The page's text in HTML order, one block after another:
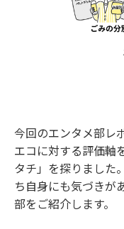
今回のエンタメ部レ
エコに対する評価軸
タチ」を探りました
ち自身にも気づきが
部をご紹介します。